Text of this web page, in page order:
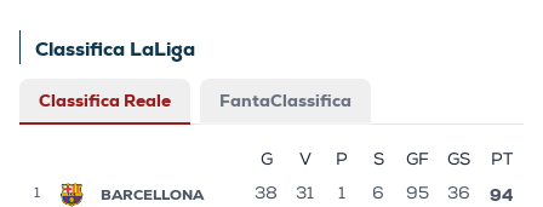
Classifica LaLiga
Classifica Reale FantaClassifica
G V P S GF GS PT
1 BARCELLONA 38 31 1 6 95 36 94